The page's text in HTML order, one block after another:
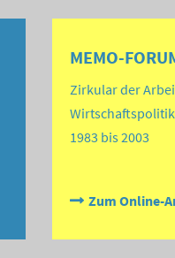
MEMO-
Zirkular der
1983 bis 2003
Zum Online-